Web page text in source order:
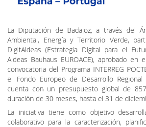
La Diputación de Badajoz, a través del
Ambiental, Energía y Territorio Verde,
DigitAldeas (Estrategia Digital para el